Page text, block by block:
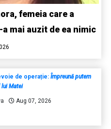
femeia care a
mai auzit de ea nimic
de operație: Împreună putem
Matei
Aug 07, 2026